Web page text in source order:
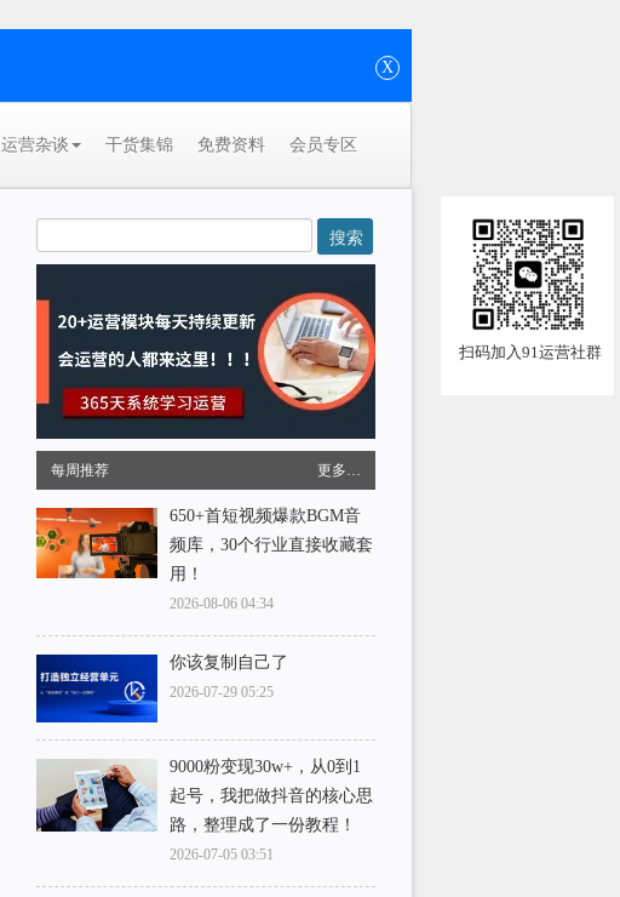
X
运营杂谈 干货集锦 免费资料 会员专区
扫码加入91运营社群
每周推荐 更多…
650+首短视频爆款BGM音
频库，30个行业直接收藏套
用！
2026-08-06 04:34
你该复制自己了
2026-07-29 05:25
9000粉变现30w+，从0到1
起号，我把做抖音的核心思
路，整理成了一份教程！
2026-07-05 03:51